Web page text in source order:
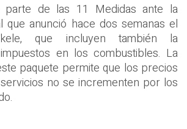
parte de las 11 Medidas ante la
que anunció hace dos semanas el
que incluyen también la
en los combustibles. La
paquete permite que los precios
no se incrementen por los